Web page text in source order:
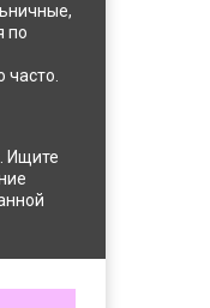
по
часто.
Ищите